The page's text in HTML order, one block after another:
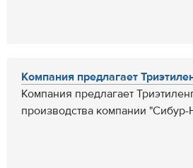
Компания предлагает
Компания предлагает
производства компании